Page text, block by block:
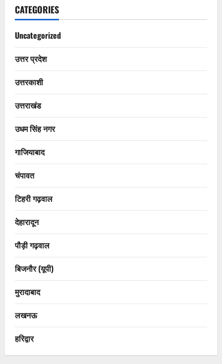
CATEGORIES
Uncategorized
उत्तर प्रदेश
उत्तरकाशी
उत्तराखंड
उधम सिंह नगर
गाजियाबाद
चंपावत
टिहरी गढ़वाल
देहारादून
पौड़ी गढ़वाल
बिजनौर (यूपी)
मुरादाबाद
लखनऊ
हरिद्वार